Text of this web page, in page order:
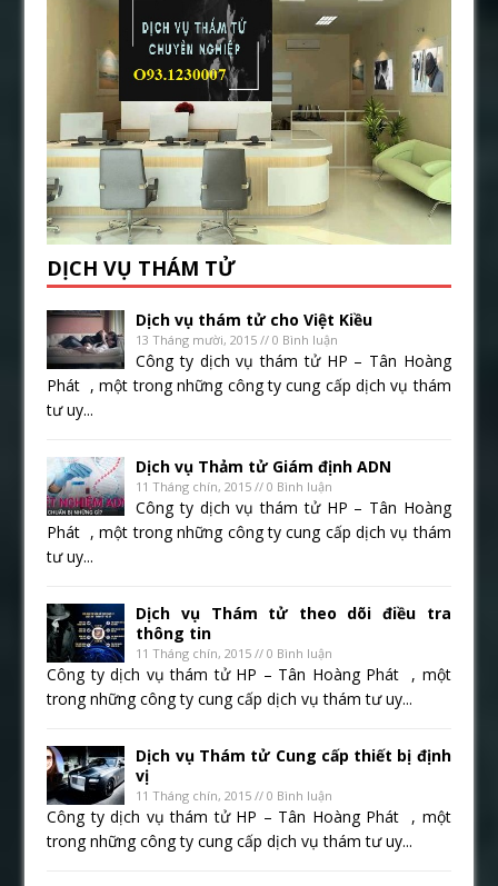
DỊCH VỤ THÁM TỬ
Dịch vụ thám tử cho Việt Kiều
13 Tháng mười, 2015 // 0 Bình luận
Công ty dịch vụ thám tử HP – Tân Hoàng
Phát , một trong những công ty cung cấp dịch vụ thám
tư uy...
Dịch vụ Thảm tử Giám định ADN
11 Tháng chín, 2015 // 0 Bình luận
Công ty dịch vụ thám tử HP – Tân Hoàng
Phát , một trong những công ty cung cấp dịch vụ thám
tư uy...
Dịch vụ Thám tử theo dõi điều tra
thông tin
11 Tháng chín, 2015 // 0 Bình luận
Công ty dịch vụ thám tử HP – Tân Hoàng Phát , một
trong những công ty cung cấp dịch vụ thám tư uy...
Dịch vụ Thám tử Cung cấp thiết bị định
vị
11 Tháng chín, 2015 // 0 Bình luận
Công ty dịch vụ thám tử HP – Tân Hoàng Phát , một
trong những công ty cung cấp dịch vụ thám tư uy...